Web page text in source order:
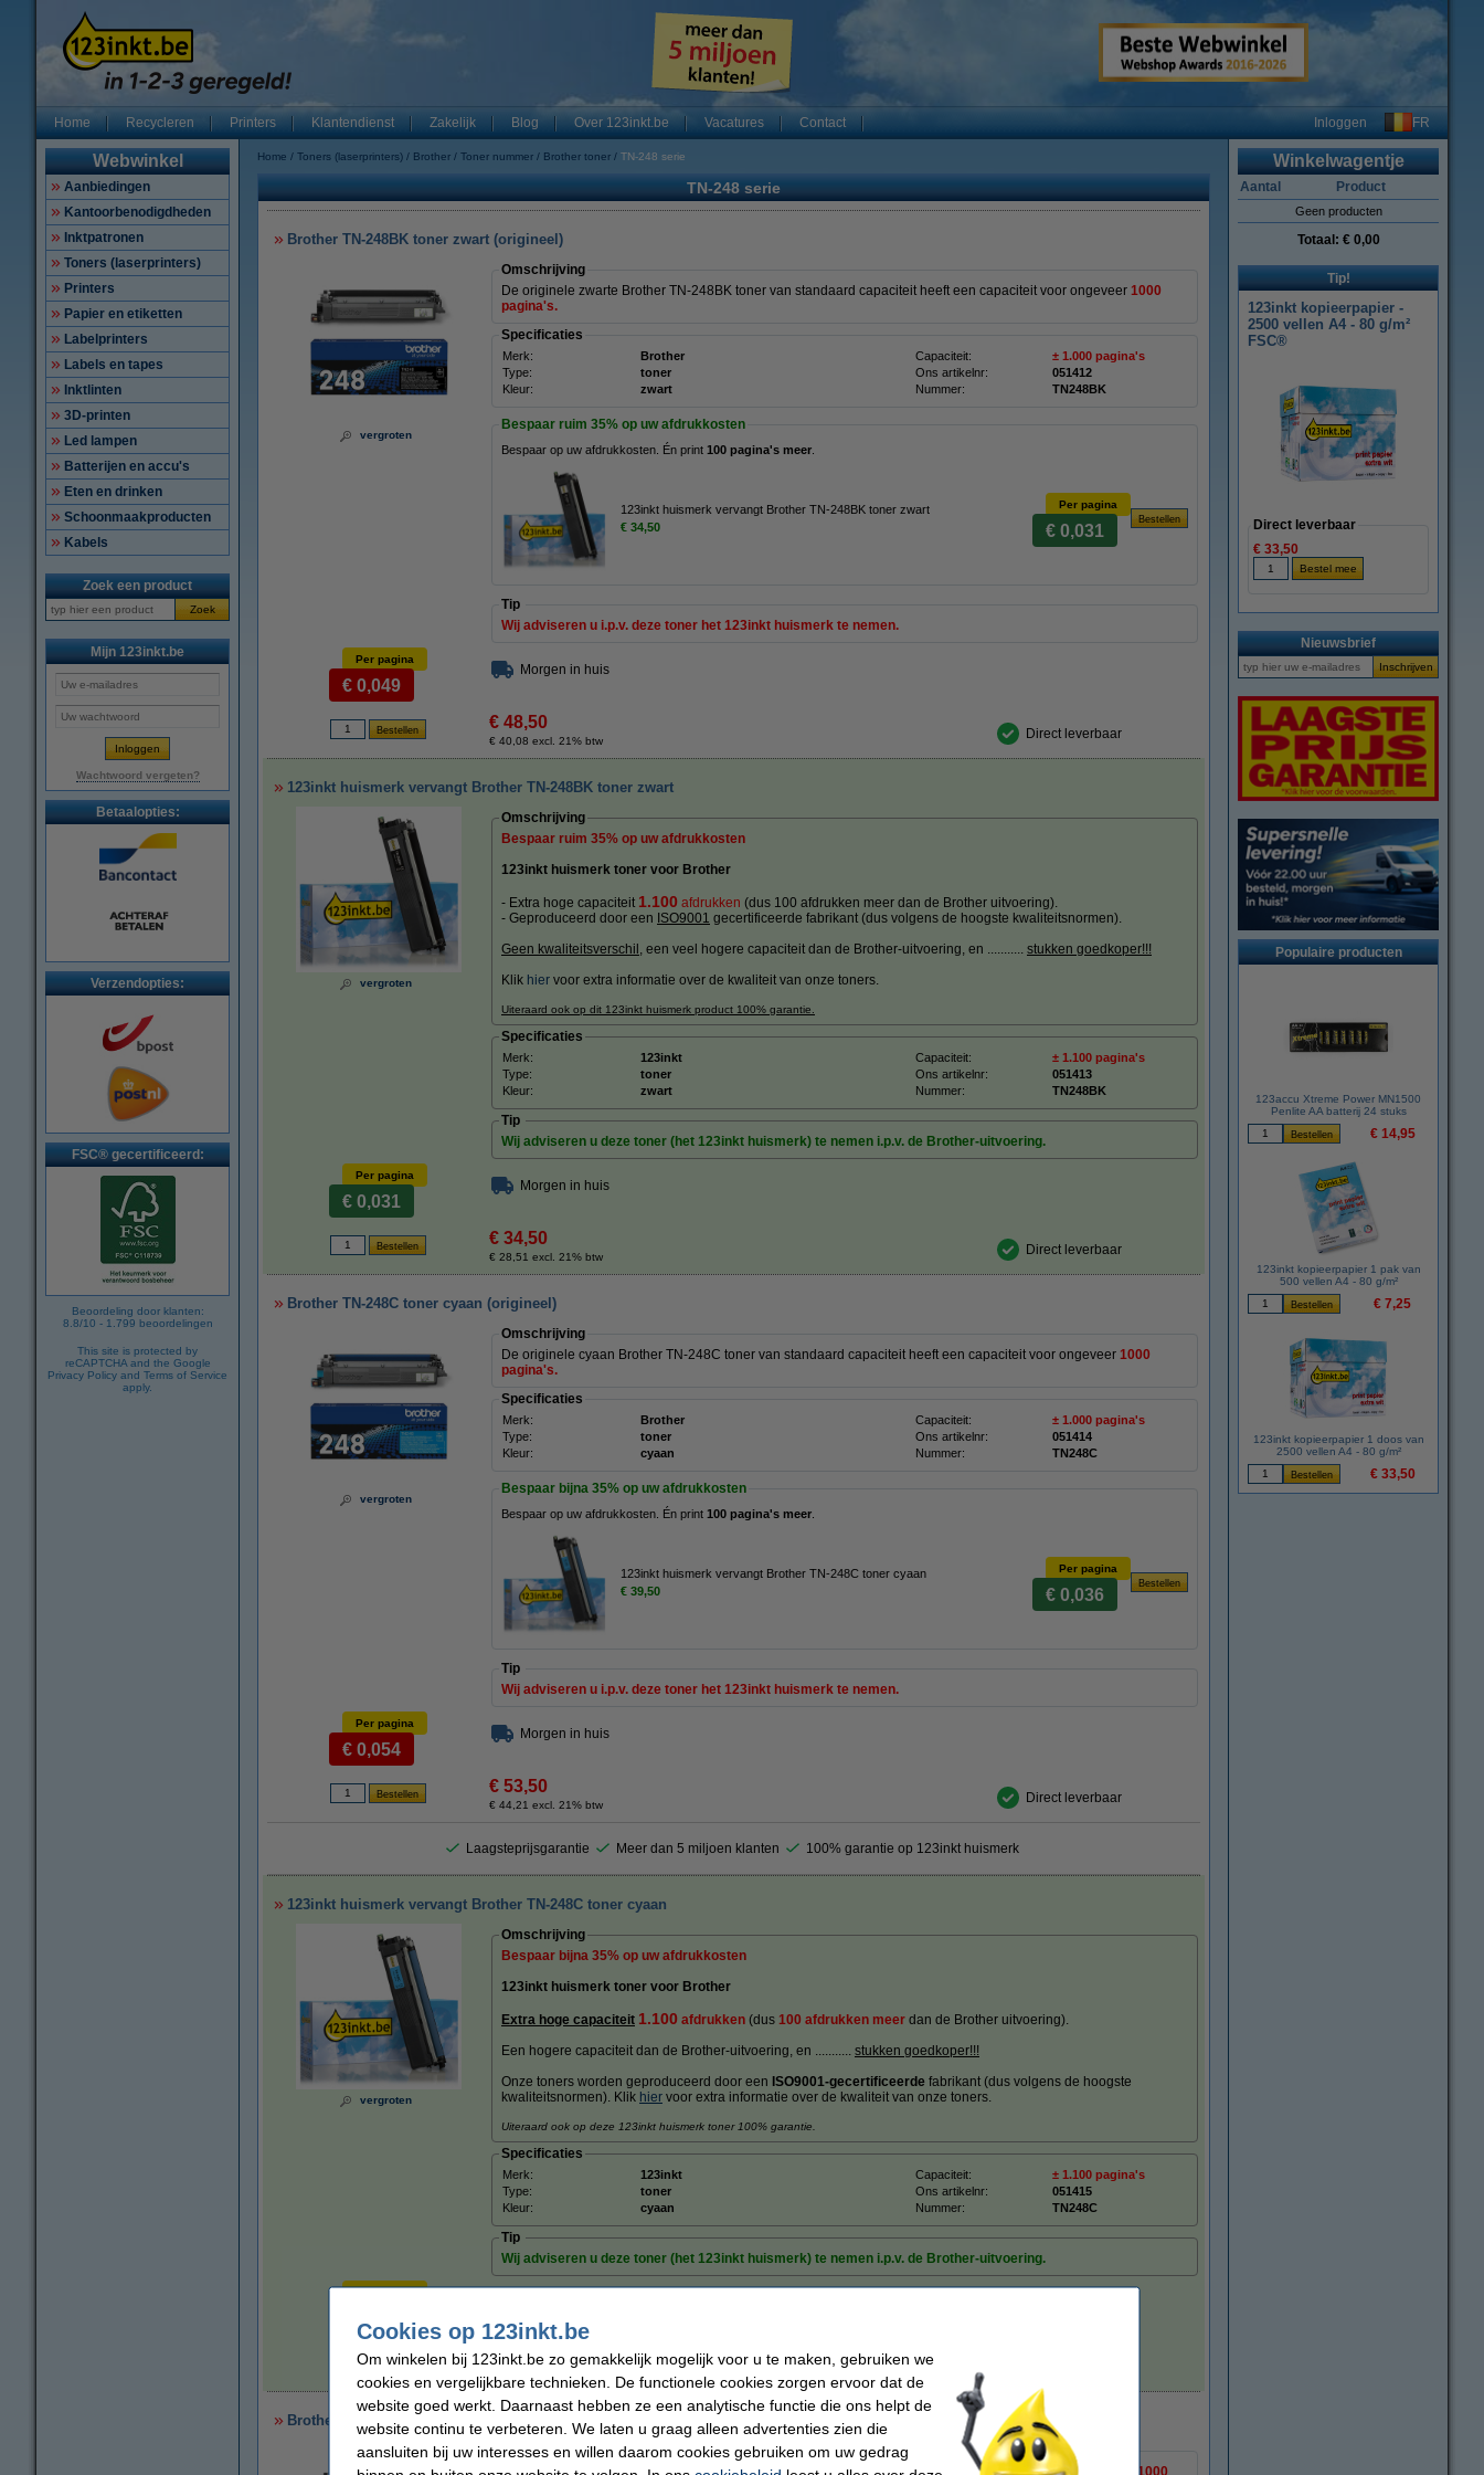
Home Recycleren Printers Klantendienst Zakelijk Blog Over 123inkt.be Vacatures Contact Inloggen FR
Webwinkel
Aanbiedingen
Kantoorbenodigdheden
Inktpatronen
Toners (laserprinters)
Printers
Papier en etiketten
Labelprinters
Labels en tapes
Inktlinten
3D-printen
Led lampen
Batterijen en accu's
Eten en drinken
Schoonmaakproducten
Kabels
Zoek een product
Zoek
Mijn 123inkt.be
Wachtwoord vergeten?
Betaalopties:
Verzendopties:
FSC® gecertificeerd:
Beoordeling door klanten:
8.8/10 - 1.799 beoordelingen
This site is protected by
reCAPTCHA and the Google
Privacy Policy and Terms of Service
apply.
Home Toners (laserprinters) Brother Toner nummer Brother toner TN-248 serie
TN-248 serie
Brother TN-248BK toner zwart (origineel)
vergroten
Omschrijving
De originele zwarte Brother TN-248BK toner van standaard capaciteit heeft een capaciteit voor ongeveer 1000
pagina's.
Specificaties
Merk: Brother Capaciteit:
± 1.000 pagina's
Type:
toner Ons artikelnr:
051412
Kleur:
zwart Nummer: TN248BK
Bespaar ruim 35% op uw afdrukkosten
Bespaar op uw afdrukkosten. Én print 100 pagina's meer
123inkt huismerk vervangt Brother TN-248BK toner zwart
€ 34,50
Per pagina
€ 0,031
Tip
Wij adviseren u i.p.v. deze toner het 123inkt huismerk te nemen.
Per pagina
€ 0,049
Morgen in huis
€ 48,50
€ 40,08 excl. 21% btw Direct leverbaar
123inkt huismerk vervangt Brother TN-248BK toner zwart
vergroten
Omschrijving
Bespaar ruim 35% op uw afdrukkosten
123inkt huismerk toner voor Brother
- Extra hoge capaciteit 1.100 afdrukken (dus 100 afdrukken meer dan de Brother uitvoering).
- Geproduceerd door een ISO9001 gecertificeerde fabrikant (dus volgens de hoogste kwaliteitsnormen).
Geen kwaliteitsverschil , een veel hogere capaciteit dan de Brother-uitvoering, en ........... stukken goedkoper!!!
Klik hier voor extra informatie over de kwaliteit van onze toners.
Uiteraard ook op dit 123inkt huismerk product 100% garantie.
Specificaties
Merk: 123inkt Capaciteit:
± 1.100 pagina's
Type:
toner Ons artikelnr:
051413
Kleur:
zwart Nummer: TN248BK
Tip
Wij adviseren u deze toner (het 123inkt huismerk) te nemen i.p.v. de Brother-uitvoering.
Per pagina
€ 0,031
Morgen in huis
€ 34,50
€ 28,51 excl. 21% btw Direct leverbaar
Brother TN-248C toner cyaan (origineel)
vergroten
Omschrijving
De originele cyaan Brother TN-248C toner van standaard capaciteit heeft een capaciteit voor ongeveer 1000
pagina's.
Specificaties
Merk: Brother Capaciteit:
± 1.000 pagina's
Type:
toner Ons artikelnr:
051414
Kleur:
cyaan Nummer: TN248C
Bespaar bijna 35% op uw afdrukkosten
Bespaar op uw afdrukkosten. Én print 100 pagina's meer
123inkt huismerk vervangt Brother TN-248C toner cyaan
€ 39,50
Per pagina
€ 0,036
Tip
Wij adviseren u i.p.v. deze toner het 123inkt huismerk te nemen.
Per pagina
€ 0,054
Morgen in huis
€ 53,50
€ 44,21 excl. 21% btw Direct leverbaar
Laagsteprijsgarantie Meer dan 5 miljoen klanten 100% garantie op 123inkt huismerk
123inkt huismerk vervangt Brother TN-248C toner cyaan
vergroten
Omschrijving
Bespaar bijna 35% op uw afdrukkosten
123inkt huismerk toner voor Brother
Extra hoge capaciteit 1.100 afdrukken (dus 100 afdrukken meer dan de Brother uitvoering).
Een hogere capaciteit dan de Brother-uitvoering, en ........... stukken goedkoper!!!
Onze toners worden geproduceerd door een ISO9001-gecertificeerde fabrikant (dus volgens de hoogste
kwaliteitsnormen). Klik hier voor extra informatie over de kwaliteit van onze toners.
Uiteraard ook op deze 123inkt huismerk toner 100% garantie.
Specificaties
Merk: 123inkt Capaciteit:
± 1.100 pagina's
Type:
toner Ons artikelnr:
051415
Kleur:
cyaan Nummer: TN248C
Tip
Wij adviseren u deze toner (het 123inkt huismerk) te nemen i.p.v. de Brother-uitvoering.
Per pagina
€ 0,036
€ 39,50
Brother TN-248M toner magenta (origineel)
Omschrijving
De originele magenta Brother TN-248M toner van standaard capaciteit heeft een capaciteit voor ongeveer
1000
Winkelwagentje
Aantal Product
Geen producten
Totaal: € 0,00
Tip!
123inkt kopieerpapier -
2500 vellen A4 - 80 g/m²
FSC®
Direct leverbaar
€ 33,50
Nieuwsbrief
Populaire producten
123accu Xtreme Power MN1500
Penlite AA batterij 24 stuks
€ 14,95
123inkt kopieerpapier 1 pak van
500 vellen A4 - 80 g/m²
€ 7,25
123inkt kopieerpapier 1 doos van
2500 vellen A4 - 80 g/m²
€ 33,50
Cookies op 123inkt.be
Om winkelen bij 123inkt.be zo gemakkelijk mogelijk voor u te maken, gebruiken we
cookies en vergelijkbare technieken. De functionele cookies zorgen ervoor dat de
website goed werkt. Daarnaast hebben ze een analytische functie die ons helpt de
website continu te verbeteren. We laten u graag alleen advertenties zien die
aansluiten bij uw interesses en willen daarom cookies gebruiken om uw gedrag